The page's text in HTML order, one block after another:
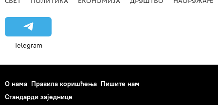
Telegram
О нама Правила коришћења Пишите нам
Стандарди заједнице